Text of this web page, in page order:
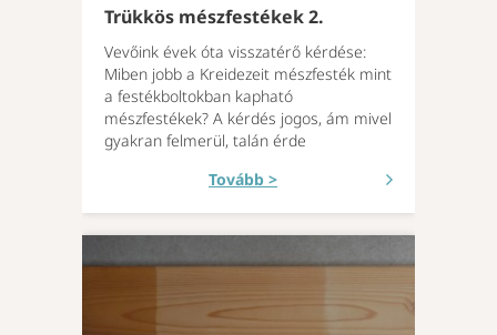
Trükkös mészfestékek 2.
Vevőink évek óta visszatérő kérdése:
Miben jobb a Kreidezeit mészfesték mint
a festékboltokban kapható
mészfestékek? A kérdés jogos, ám mivel
gyakran felmerül, talán érde
Tovább >